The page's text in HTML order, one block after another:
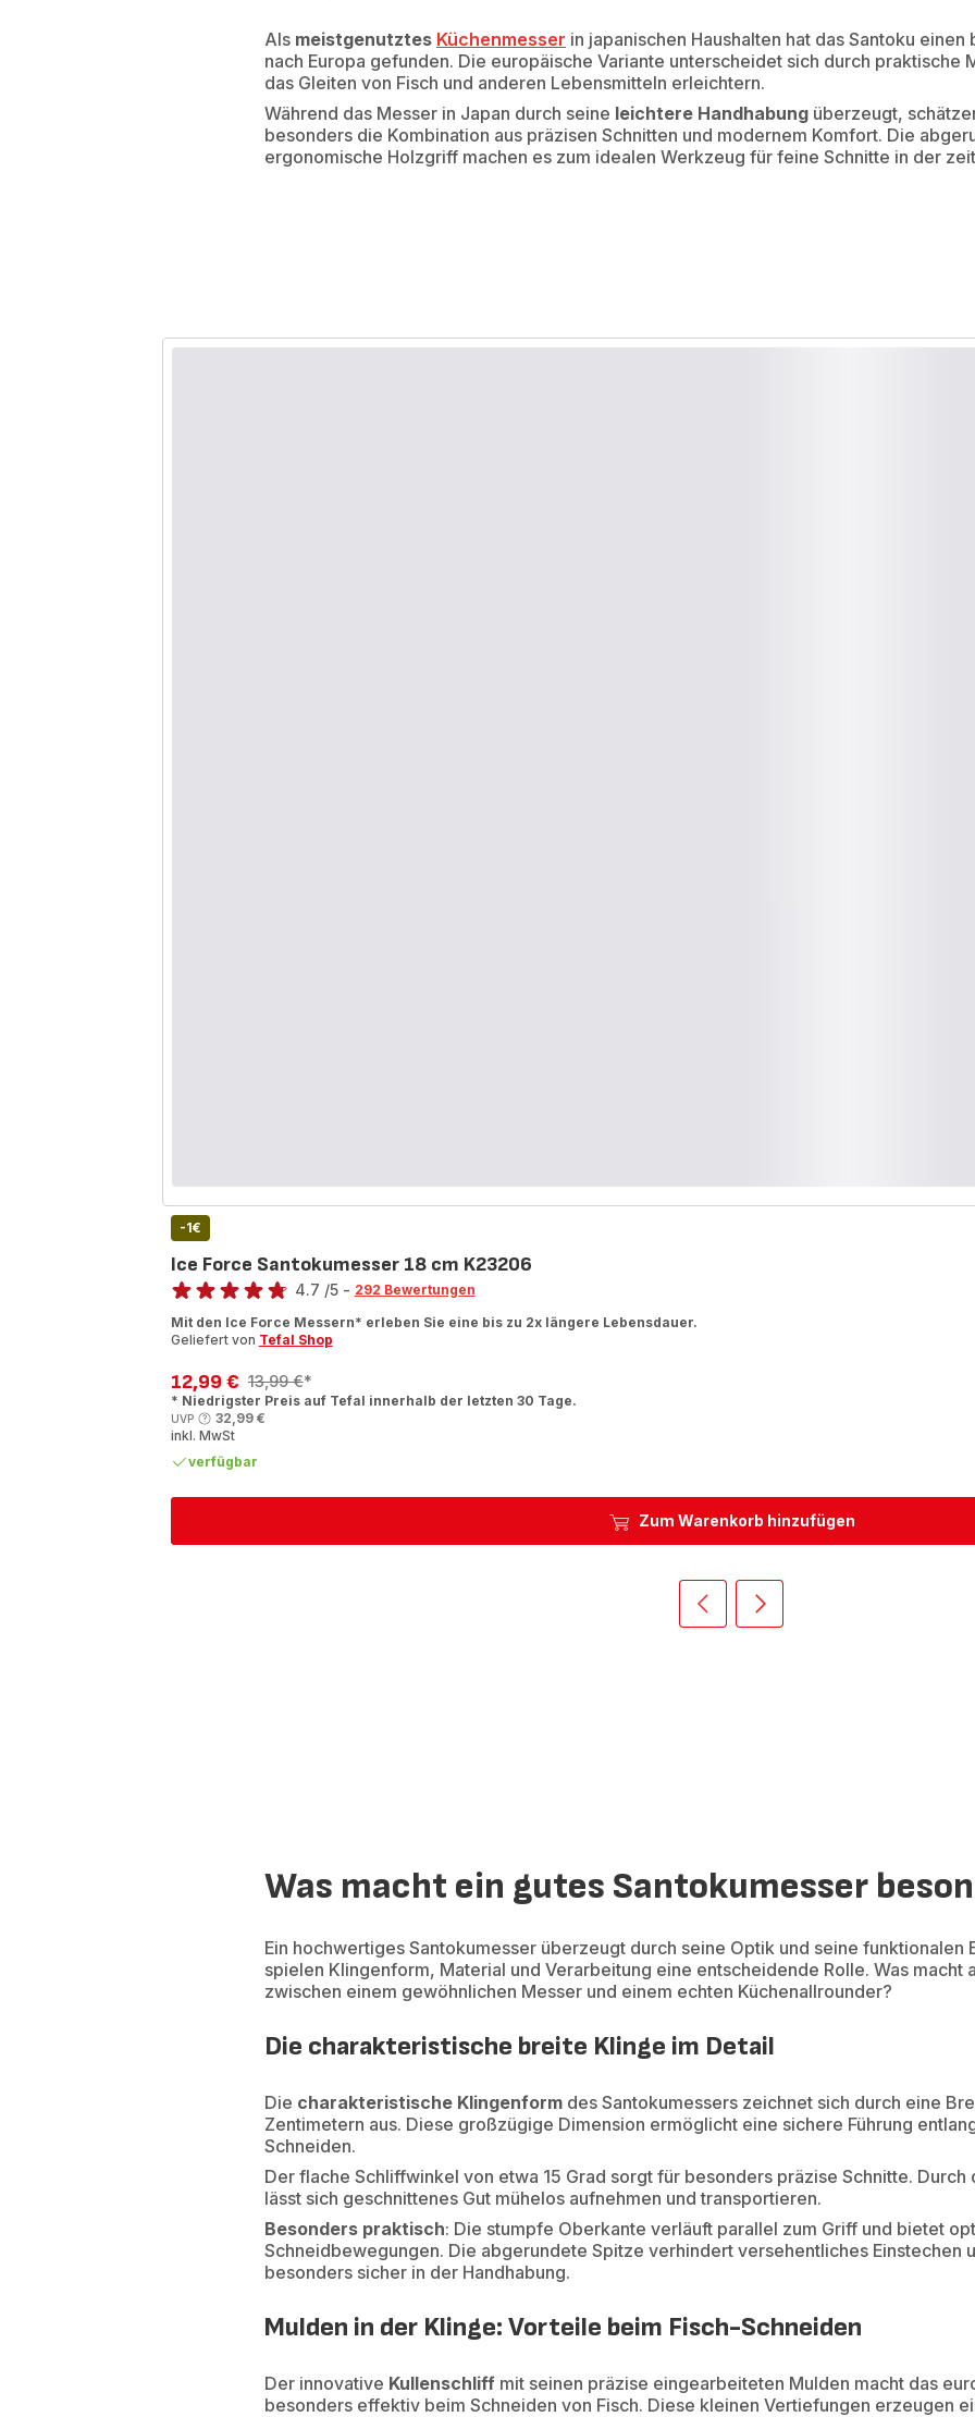
Als meistgenutztes Küchenmesser in japanischen Haushalten hat das Santoku
nach Europa gefunden. Die europäische Variante unterscheidet sich durch praktische
das Gleiten von Fisch und anderen Lebensmitteln erleichtern.
Während das Messer in Japan durch seine leichtere Handhabung überzeugt,
besonders die Kombination aus präzisen Schnitten und modernem Komfort. Die
ergonomische Holzgriff machen es zum idealen Werkzeug für feine Schnitte in der
Zum Warenkorb hinzufügen
-1€
Ice Force Santokumesser 18 cm K23206
Bewertung
4.7 /5 - 292 Bewertungen
Mit den Ice Force Messern* erleben Sie eine bis zu 2x längere Lebensdauer.
Geliefert von Tefal Shop
Ermäßigter
Preis
12,99 €
Erstes
Angebot
13,99 €*
* Niedrigster Preis auf Tefal innerhalb der letzten 30 Tage.
UVP
32,99 €
inkl. MwSt
verfügbar
VorherigeWeiter
Was macht ein gutes Santokumesser
Ein hochwertiges Santokumesser überzeugt durch seine Optik und seine funktionalen
spielen Klingenform, Material und Verarbeitung eine entscheidende Rolle. Was macht
zwischen einem gewöhnlichen Messer und einem echten Küchenallrounder?
Die charakteristische breite Klinge im Detail
Die charakteristische Klingenform des Santokumessers zeichnet sich durch eine
Zentimetern aus. Diese großzügige Dimension ermöglicht eine sichere Führung
Schneiden.
Der flache Schliffwinkel von etwa 15 Grad sorgt für besonders präzise Schnitte.
lässt sich geschnittenes Gut mühelos aufnehmen und transportieren.
Besonders praktisch: Die stumpfe Oberkante verläuft parallel zum Griff und bietet
Schneidbewegungen. Die abgerundete Spitze verhindert versehentliches Einstechen
besonders sicher in der Handhabung.
Mulden in der Klinge: Vorteile beim Fisch-Schneiden
Der innovative Kullenschliff mit seinen präzise eingearbeiteten Mulden macht das
besonders effektiv beim Schneiden von Fisch. Diese kleinen Vertiefungen erzeugen